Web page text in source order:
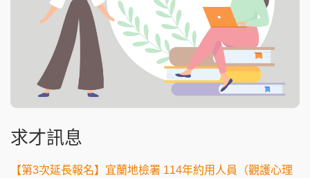
求才訊息
【第3次延長報名】宜蘭地檢署 114年約用人員（觀護心理